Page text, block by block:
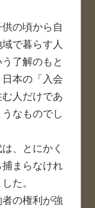
の頃から自
で暮らす人
了解のもと
本の「入会
人だけであ
なものでし
、とにかく
まらなけれ
た。
の権利が強